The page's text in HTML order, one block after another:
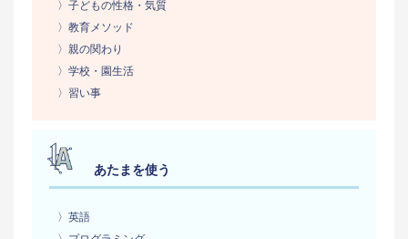
〉子どもの性格・気質
〉教育メソッド
〉親の関わり
〉学校・園生活
〉習い事
あたまを使う
〉英語